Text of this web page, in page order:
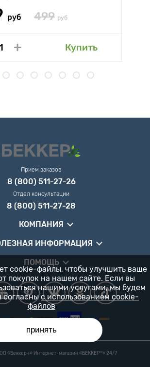
руб 499 руб
Купить
Прием заказов
8 (800) 511-27-26
Отдел консультации
8 (800) 511-27-28
КОМПАНИЯ
ИНФОРМАЦИЯ
ПОМОЩЬ
«Беккер+» Интернет-магазин «БЕККЕР™️» 24/7
cookie-файлы, чтобы улучшить ваше
покупок на нашем сайте. Если вы
нашими услугами, мы будем
согласны с использованием cookie-
файлов
принять